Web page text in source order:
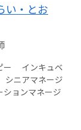
い・とお
ー インキュベ
ニアマネージ
ョンマネージ